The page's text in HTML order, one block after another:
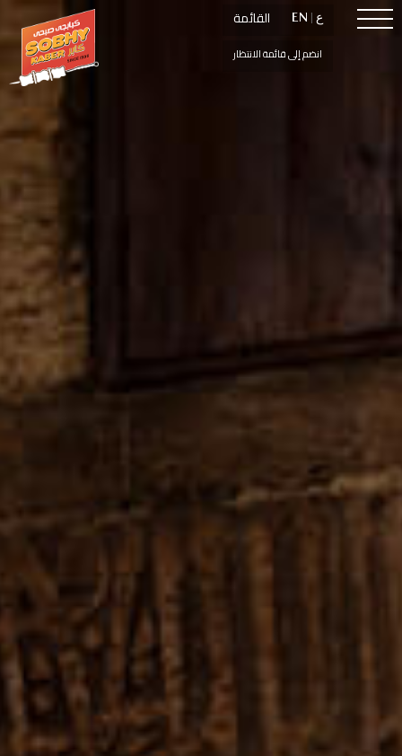
انضم إلى قائمة الانتظار
القائمة EN | ع
انضم إلى قائمة الانتظار
القائمة EN | ع